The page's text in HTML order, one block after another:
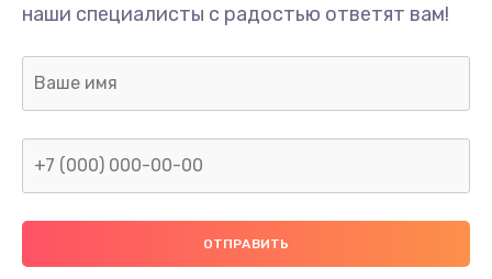
наши специалисты с радостью ответят вам!